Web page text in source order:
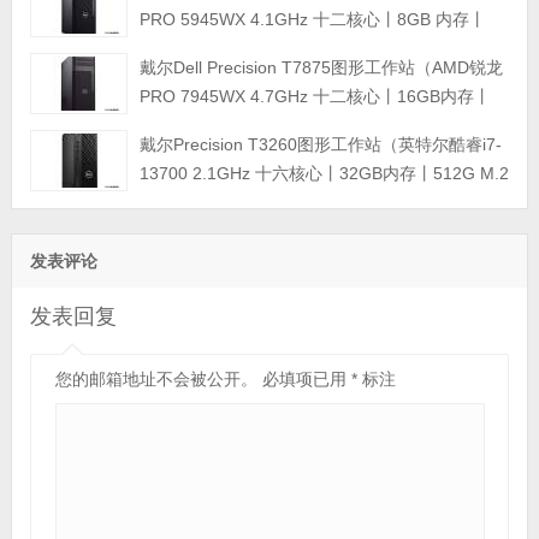
PRO 5945WX 4.1GHz 十二核心丨8GB 内存丨
丨三年保修）
戴尔Dell Precision T7875图形工作站（AMD锐龙
PRO 7945WX 4.7GHz 十二核心丨16GB内存丨
丨三年质保）
戴尔Precision T3260图形工作站（英特尔酷睿i7-
13700 2.1GHz 十六核心丨32GB内存丨512G M.2
发表评论
发表回复
您的邮箱地址不会被公开。 必填项已用 *标注